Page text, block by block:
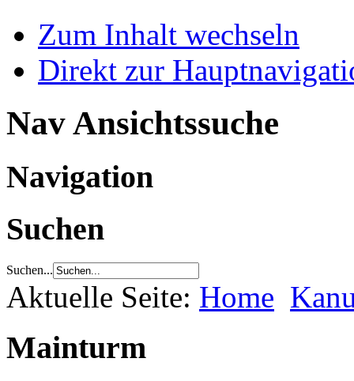
Zum Inhalt wechseln
Direkt zur
Nav Ansichtssuche
Navigation
Suchen
Suchen...
Aktuelle Seite: Home
Mainturm